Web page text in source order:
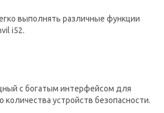
выполнять различные функции
i52.
с богатым интерфейсом для
устройств безопасности.